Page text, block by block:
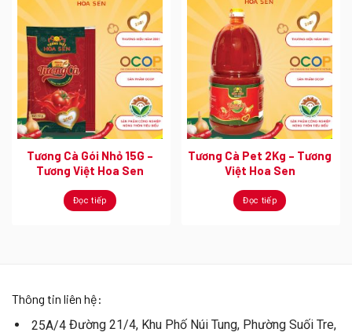
Tương Cà Gói Nhỏ 15G –
Tương Việt Hoa Sen
Đọc tiếp
Tương Cà Pet 2Kg – Tương
Việt Hoa Sen
Đọc tiếp
Thông tin liên hệ:
25A/4Đường 21/4, Khu Phố Núi Tung, Phường Suối Tre,